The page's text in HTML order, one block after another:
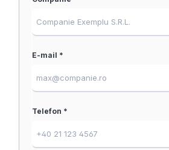
E-mail *
Telefon *